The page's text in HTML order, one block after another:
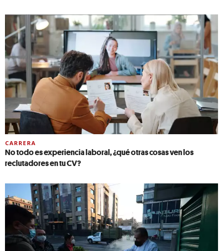
CARRERA
No todo es experiencia laboral, ¿qué otras cosas ven los
reclutadores en tu CV?